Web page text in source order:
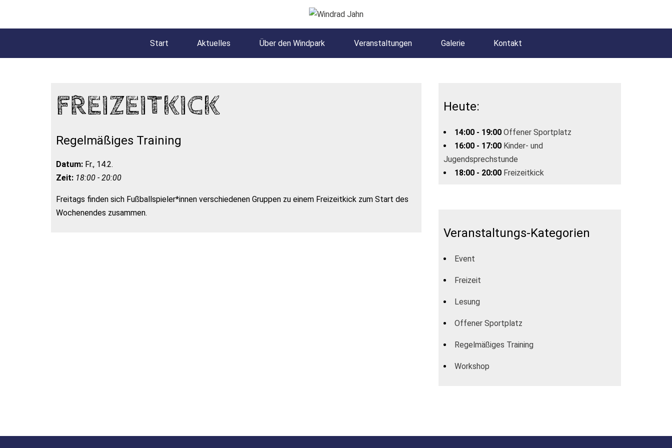
Start Aktuelles Über den Windpark Veranstaltungen Galerie Kontakt
FREIZEITKICK
Regelmäßiges Training
Datum: Fr., 14.2.
Zeit: 18:00 - 20:00
Freitags finden sich Fußballspieler*innen verschiedenen Gruppen zu einem Freizeitkick zum Start des
Wochenendes zusammen.
Heute:
14:00 - 19:00 Offener Sportplatz
16:00 - 17:00 Kinder- und
Jugendsprechstunde
18:00 - 20:00 Freizeitkick
Veranstaltungs-Kategorien
Event
Freizeit
Lesung
Offener Sportplatz
Regelmäßiges Training
Workshop